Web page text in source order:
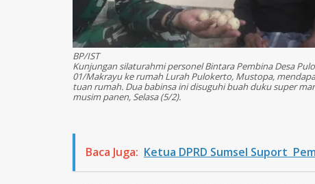
BP/IST
Kunjungan silaturahmi personel Bintara Pembina Desa
01/Makrayu ke rumah Lurah Pulokerto, Mustopa,
tuan rumah. Dua babinsa ini disuguhi buah duku super
musim panen, Selasa (5/2).
Baca Juga: Ketua DPRD Sumsel Suport